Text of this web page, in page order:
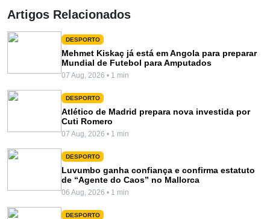
Artigos Relacionados
DESPORTO
Mehmet Kiskaç já está em Angola para preparar
Mundial de Futebol para Amputados
07 Aug, 2026 • 1 min
DESPORTO
Atlético de Madrid prepara nova investida por
Cuti Romero
07 Aug, 2026 • 1 min
DESPORTO
Luvumbo ganha confiança e confirma estatuto
de “Agente do Caos” no Mallorca
06 Aug, 2026 • 1 min
DESPORTO